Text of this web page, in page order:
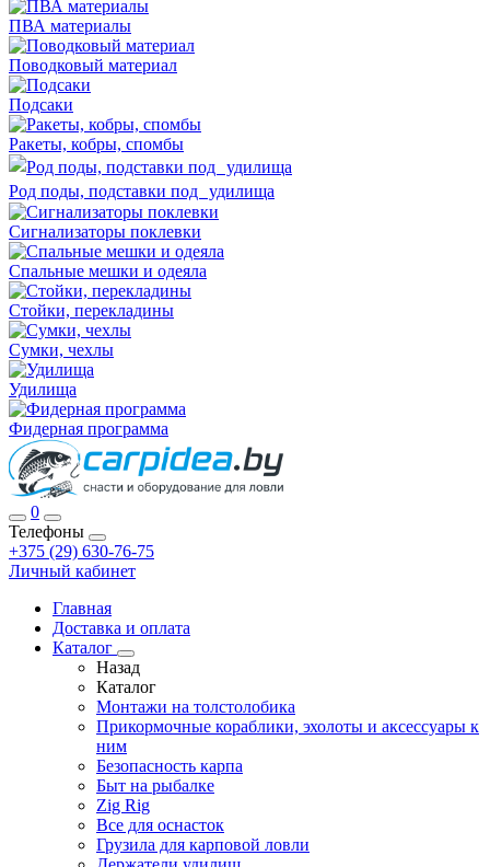
ПВА материалы
Поводковый материал
Подсаки
Ракеты, кобры, спомбы
Род поды, подставки под удилища
Сигнализаторы поклевки
Спальные мешки и одеяла
Стойки, перекладины
Сумки, чехлы
Удилища
Фидерная программа
0
Телефоны
+375 (29) 630-76-75
Личный кабинет
Главная
Доставка и оплата
Каталог
Назад
Каталог
Монтажи на толстолобика
Прикормочные кораблики, эхолоты и аксессуары к
ним
Безопасность карпа
Быт на рыбалке
Zig Rig
Все для оснасток
Грузила для карповой ловли